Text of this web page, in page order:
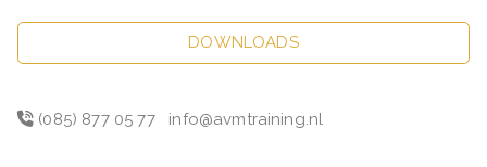
DOWNLOADS
(085) 877 05 77 info@avmtraining.nl